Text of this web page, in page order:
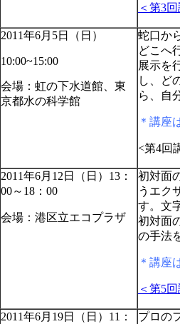
＜第3
2011年6月5日（日）
10:00~15:00
会場：虹の下水道館、東
京都水の科学館
蛇口か
どこへ
展示を
し、ど
ら、自
＊講座
<第4回
2011年6月12日（日）13：
00～18：00
会場：港区立エコプラザ
初対面
うエク
す。文
初対面
の手法
＊講座
＜第5
2011年6月19日（日）11：
プロの